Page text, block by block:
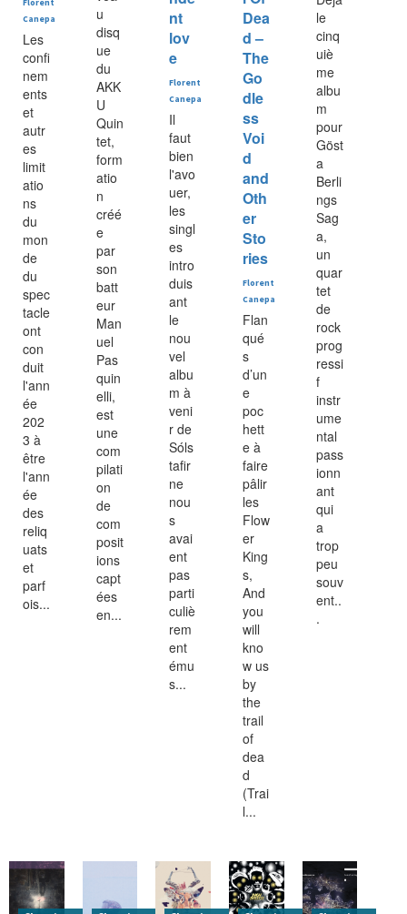
Florent
Canepa
Les
confi
nem
ents
et
autr
es
limit
atio
ns
du
mon
de
du
spec
tacle
ont
con
duit
l'ann
ée
202
3 à
être
l'ann
ée
des
reliq
uats
et
parf
ois...
u
disq
ue
du
AKK
U
Quin
tet,
form
atio
n
créé
e
par
son
batt
eur
Man
uel
Pas
quin
elli,
est
une
com
pilati
on
de
com
posit
ions
capt
ées
en...
nt
lov
e
Florent
Canepa
Il
faut
bien
l'avo
uer,
les
singl
es
intro
duis
ant
le
nou
vel
albu
m à
veni
r de
Sóls
tafir
ne
nou
s
avai
ent
pas
parti
culiè
rem
ent
ému
s...
Dea
d –
The
Go
dle
ss
Voi
d
and
Oth
er
Sto
ries
Florent
Canepa
Flan
qué
s
d’un
e
poc
hett
e à
faire
pâlir
les
Flow
er
King
s,
And
you
will
kno
w us
by
the
trail
of
dea
d
(Trai
l...
le
cinq
uiè
me
albu
m
pour
Göst
a
Berli
ngs
Sag
a,
un
quar
tet
de
rock
prog
ressi
f
instr
ume
ntal
pass
ionn
ant
qui
a
trop
peu
souv
ent..
.